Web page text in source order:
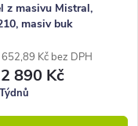
z masivu Mistral,
masiv buk
Kč bez DPH
890 Kč